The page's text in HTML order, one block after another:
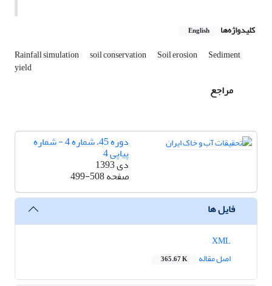
کلیدواژه‌ها English
Rainfall simulation soil conservation Soil erosion Sediment
yield
مراجع
دوره 45، شماره 4 - شماره
پیاپی 4
دی 1393
صفحه499-508
فایل ها
اصل مقاله
365.67 K